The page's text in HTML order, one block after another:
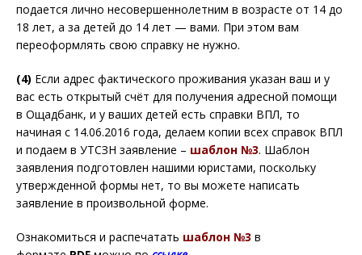
подается лично несовершеннолетним в возрасте от 14 до
18 лет, а за детей до 14 лет — вами. При этом вам
переоформлять свою справку не нужно.
(4) Если адрес фактического проживания указан ваш и у
вас есть открытый счёт для получения адресной помощи
в Ощадбанк, и у ваших детей есть справки ВПЛ, то
начиная с 14.06.2016 года, делаем копии всех справок ВПЛ
и подаем в УТСЗН заявление – шаблон №3. Шаблон
заявления подготовлен нашими юристами, поскольку
утвержденной формы нет, то вы можете написать
заявление в произвольной форме.
Ознакомиться и распечатать шаблон №3 в